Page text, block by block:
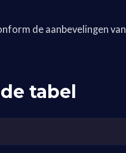
de aanbevelingen van
tabel